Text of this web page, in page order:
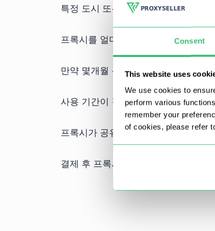
Consent
This website uses
We use cookies to
perform various
remember your
of cookies, please refer
특정 도시 또는 주/지역을 기준으로
프록시를 얼마나 자주 업데이트하나요?
만약 몇개월 분을 한번에 결제하면 프
사용 기간이 길고 수량이 많을수록 할
프록시가 공유된 것인지 개별적인 것
결제 후 프록시를 받는 데 얼마나 걸리